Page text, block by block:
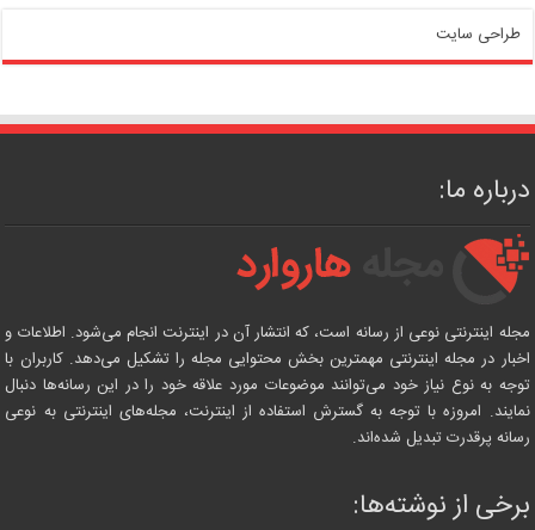
طراحی سایت
درباره ما:
مجله اینترنتی نوعی از رسانه است، که انتشار آن در اینترنت انجام می‌شود. اطلاعات و
اخبار در مجله اینترنتی مهمترین بخش محتوایی مجله را تشکیل می‌دهد. کاربران با
توجه به نوع نیاز خود می‌توانند موضوعات مورد علاقه خود را در این رسانه‌ها دنبال
نمایند. امروزه با توجه به گسترش استفاده از اینترنت، مجله‌های اینترنتی به نوعی
رسانه پرقدرت تبدیل شده‌اند.
برخی از نوشته‌ها: